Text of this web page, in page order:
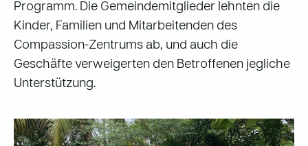
Programm. Die Gemeindemitglieder lehnten die
Kinder, Familien und Mitarbeitenden des
Compassion-Zentrums ab, und auch die
Geschäfte verweigerten den Betroffenen jegliche
Unterstützung.